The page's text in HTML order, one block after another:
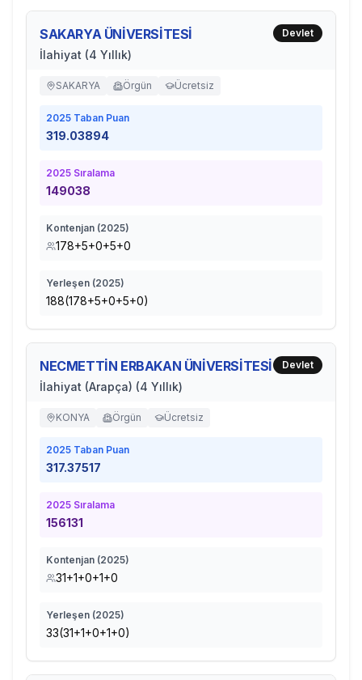
SAKARYA ÜNİVERSİTESİ
İlahiyat (4 Yıllık)
Devlet
SAKARYA Örgün Ücretsiz
2025 Taban Puan
319.03894
2025 Sıralama
149038
Kontenjan (2025)
178+5+0+5+0
Yerleşen (2025)
188(178+5+0+5+0)
NECMETTİN ERBAKAN ÜNİVERSİTESİ
İlahiyat (Arapça) (4 Yıllık)
Devlet
KONYA Örgün Ücretsiz
2025 Taban Puan
317.37517
2025 Sıralama
156131
Kontenjan (2025)
31+1+0+1+0
Yerleşen (2025)
33(31+1+0+1+0)